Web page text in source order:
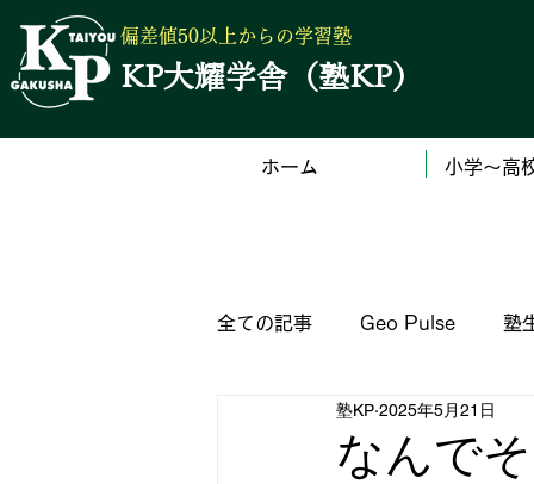
偏差値50以上からの学習塾
KP大耀学舎（塾KP）
ホーム 小学～高
全ての記事 Geo Pulse 塾
（公立）高校の入試サイト一覧
なんで
塾KP 2025年5月21日